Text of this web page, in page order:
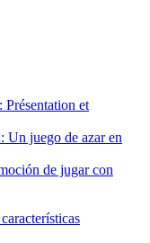
et
Un juego de azar en
de jugar con